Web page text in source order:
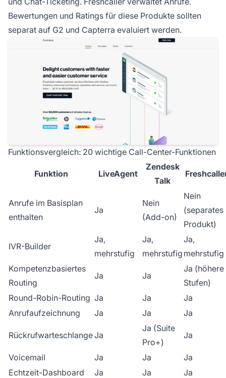
Bewertungen und Ratings für diese Produkte sollten
separat auf G2 und Capterra evaluiert werden.
Funktionsvergleich: 20 wichtige Call-Center-Funktionen
Funktion LiveAgent
Zendesk
Talk
Anrufe im Basisplan
enthalten
Ja
Nein
(Add-on)
Nein
(separates
Produkt)
IVR-Builder
Ja,
mehrstufig
Ja,
mehrstufig
Ja,
mehrstufig
Kompetenzbasiertes
Routing
Ja Ja
Ja (höhere
Stufen)
Round-Robin-Routing Ja Ja
Ja
Anrufaufzeichnung
Ja Ja Ja
RückrufwarteschlangeJa
Ja (Suite
Pro+)
Ja
Voicemail Ja Ja
Ja
Echtzeit-Dashboard
Ja Ja Ja